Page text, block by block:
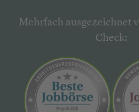
Mehrfach ausgezeichnet
Check: